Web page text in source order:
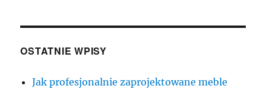
OSTATNIE WPISY
Jak profesjonalnie zaprojektowane meble